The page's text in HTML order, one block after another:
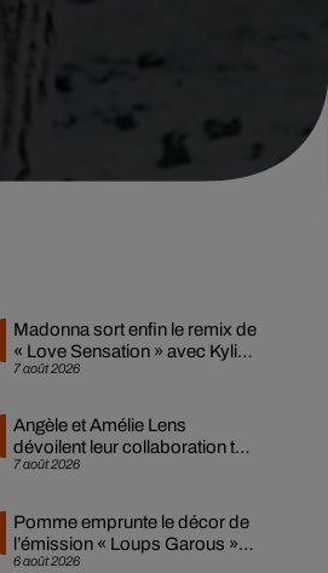
7 août 2026
Madonna sort enfin le remix de
« Love Sensation » avec Kylie
Minogue
7 août 2026
Angèle et Amélie Lens
dévoilent leur collaboration tant
attendue
6 août 2026
Pomme emprunte le décor de
l’émission « Loups Garous »
pour son...